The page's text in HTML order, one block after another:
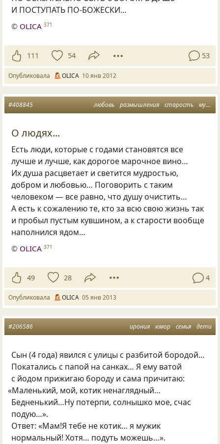
И ПОСТУПАТЬ ПО-БОЖЕСКИ…
© OLICA 371
111 54 53
Опубликовала OLICA 10 янв 2012
любовь размышления старость мудрость
#408845
О людях...
Есть люди, которые с годами становятся все
лучше и лучше, как дорогое марочное вино…
Их душа расцветает и светится мудростью,
добром и любовью… Поговорить с таким
человеком — все равно, что душу очистить…
А есть к сожалению те, кто за всю свою жизнь так
и пробыл пустым кувшином, а к старости вообще
наполнился ядом…
© OLICA 371
49 28 4
Опубликовала OLICA 05 янв 2013
ирония юмор семья дети
#206586
Сын (4 года) явился с улицы с разбитой бородой…
Покатались с папой на санках… Я ему ватой
с йодом прижигаю бороду и сама причитаю:
«Маленький, мой, котик ненаглядный…
Бедненький…Ну потерпи, солнышко мое, счас
подую…».
Ответ: «Мам!Я тебе не котик… я мужик
нормальный! Хотя… подуть можешь…».